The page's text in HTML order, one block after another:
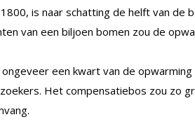
is naar schatting de helft van de
van een biljoen bomen zou de
een kwart van de
Het compensatiebos zou zo